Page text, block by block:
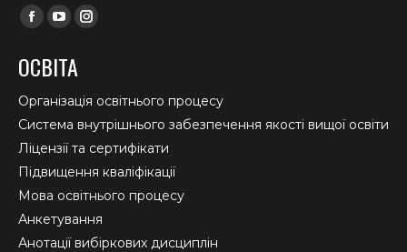
Find us on:
Facebook
opens
in
new
window
YouTube
opens
in
new
window
Instagram
in
new
window
ОСВІТА
Організація освітнього процесу
Система внутрішнього забезпечення якості вищої освіти
Ліцензії та сертифікати
Підвищення кваліфікації
Мова освітнього процесу
Анкетування
Анотації вибіркових дисциплін